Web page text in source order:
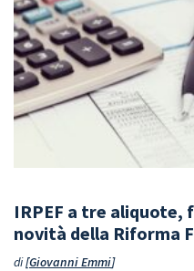
IRPEF a tre aliquote,
novità della Riforma
di Giovanni Emmi